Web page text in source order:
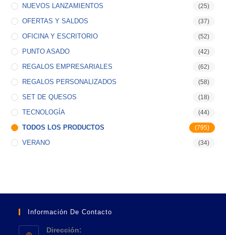
NUEVOS LANZAMIENTOS (25)
OFERTAS Y SALDOS (37)
OFICINA Y ESCRITORIO (52)
PUNTO ASADO (42)
REGALOS EMPRESARIALES (62)
REGALOS PERSONALIZADOS (58)
SET DE QUESOS (18)
TECNOLOGÍA (44)
TODOS LOS PRODUCTOS (795)
VERANO (34)
Información De Contacto
Dirección: